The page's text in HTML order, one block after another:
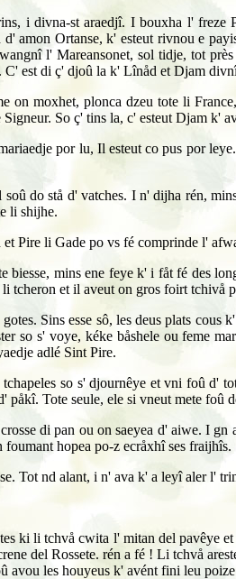
i divna-st araedjî. I bouxha l'
amon Ortanse, k' esteut rivnou e
l' Mareansonet, sol tidje, tot
est di ç' djoû la k' Lînåd et Djam
moxhet, plonca dzeu tote li
So ç' tins la, c' esteut Djam k'
por lu, Il esteut co pus por
soû do stå d' vatches. I n' dijha rén,
li shijhe.
Pire li Gade po vs fé comprinde l'
biesse, mins ene feye k' i fåt fé des
tcheron et il aveut on gros foirt
Sins esse sô, les deus plats
so s' voye, kéke båshele ou feme
adlé Sint Pire.
so s' djournêye et vni foû d'
Tote seule, ele si vneut mete
di pan ou on saeyea d' aiwe. I
hopea po-z ecråxhî ses fraijhîs.
Tot nd alant, i n' ava k' a leyî aler l'
ki li tchvå cwita l' mitan del pavêye
del Rossete. rén a fé ! Li tchvå
avou les houyeus k' avént fini leu